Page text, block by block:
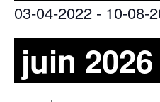
03-04-2022 - 10-08-
juin 2026